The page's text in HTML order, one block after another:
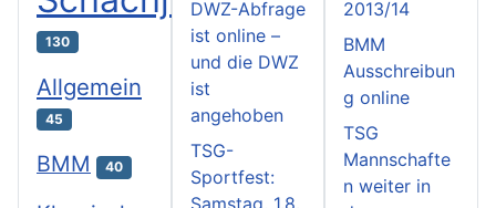
130
Allgemein
45
BMM 40
DWZ-Abfrage
ist online –
und die DWZ
ist
angehoben
TSG-
Sportfest:
Samstag, 1.8.
2013/14
BMM
Ausschreibun
g online
TSG
Mannschafte
n weiter in